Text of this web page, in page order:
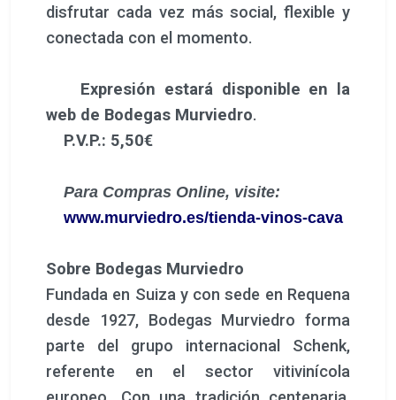
disfrutar cada vez más social, flexible y
conectada con el momento.
Expresión estará disponible en la
web de Bodegas Murviedro.
P.V.P.: 5,50€
Para Compras Online, visite:
www.murviedro.es/tienda-vinos-cava
Sobre Bodegas Murviedro
Fundada en Suiza y con sede en Requena
desde 1927, Bodegas Murviedro forma
parte del grupo internacional Schenk,
referente en el sector vitivinícola